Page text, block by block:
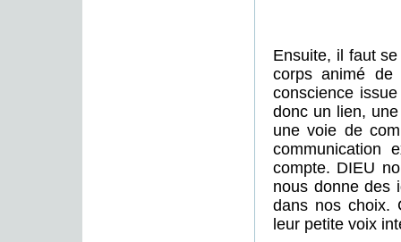
Ensuite, il faut
corps animé
conscience
donc un lien,
une voie de
communication
compte. DIEU
nous donne des
dans nos choix.
leur petite voix